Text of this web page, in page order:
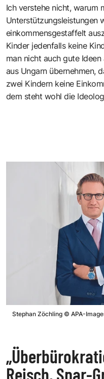
Ich verstehe nicht, warum
Unterstützungsleistungen
einkommensgestaffelt
Kinder jedenfalls keine
man nicht auch gute
aus Ungarn übernehmen,
zwei Kindern keine
dem steht wohl die
Stephan Zöchling © APA-
Reisch, Spar-